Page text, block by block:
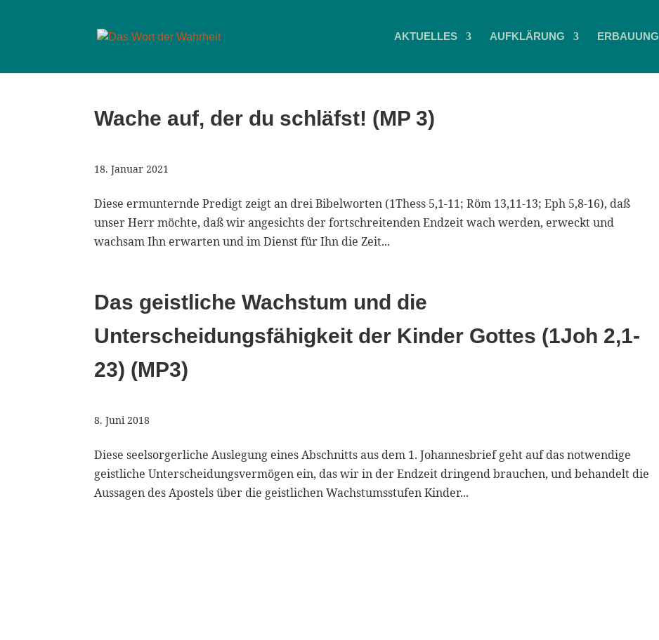
AKTUELLES AUFKLÄRUNG ERBAUUNG
Wache auf, der du schläfst! (MP 3)
18. Januar 2021
Diese ermunternde Predigt zeigt an drei Bibelworten (1Thess 5,1-11; Röm 13,11-13; Eph 5,8-16), daß
unser Herr möchte, daß wir angesichts der fortschreitenden Endzeit wach werden, erweckt und
wachsam Ihn erwarten und im Dienst für Ihn die Zeit...
Das geistliche Wachstum und die
Unterscheidungsfähigkeit der Kinder Gottes (1Joh 2,1-
23) (MP3)
8. Juni 2018
Diese seelsorgerliche Auslegung eines Abschnitts aus dem 1. Johannesbrief geht auf das notwendige
geistliche Unterscheidungsvermögen ein, das wir in der Endzeit dringend brauchen, und behandelt die
Aussagen des Apostels über die geistlichen Wachstumsstufen Kinder...